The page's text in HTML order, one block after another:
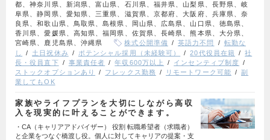
都、神奈川県、新潟県、富山県、石川県、福井県、山梨県、長野県、岐
阜県、静岡県、愛知県、三重県、滋賀県、京都府、大阪府、兵庫県、奈
良県、和歌山県、鳥取県、島根県、岡山県、広島県、山口県、徳島県、
香川県、愛媛県、高知県、福岡県、佐賀県、長崎県、熊本県、大分県、
宮崎県、鹿児島県、沖縄県
株式公開準備 英語力不問
転勤な
し
土日祝休み ポテンシャル採用（未経験可） 20代役員在籍
社
長・役員直下
事業責任者 年収600万以上
インセンティブ制度
ストックオプションあり
フレックス勤務 リモートワーク可能
副
業してもOK
家族やライフプランを大切にしながら高収
入を現実的に叶えることができます。
・CA（キャリアアドバイザー） 役割 転職希望者（求職者）
と企業をつなぐ橋渡し役。個人に対してキャリアの提案・支